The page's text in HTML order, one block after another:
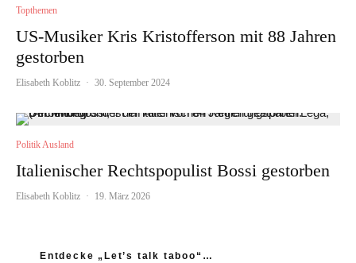
Topthemen
US-Musiker Kris Kristofferson mit 88 Jahren
gestorben
Elisabeth Koblitz · 30. September 2024
Politik Ausland
Italienischer Rechtspopulist Bossi gestorben
Elisabeth Koblitz · 19. März 2026
Entdecke „Let’s talk taboo“…